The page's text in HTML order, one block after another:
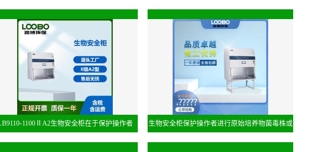
1100ⅡA2生物安全柜在于保护操作者 生物安全柜保护操作者进行原始培养物菌毒株或
使用带有传染性